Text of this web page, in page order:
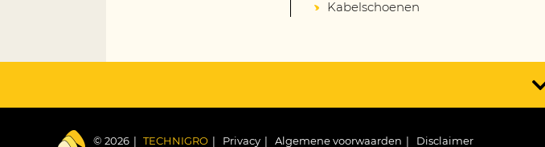
Kabelschoenen
© 2026 TECHNIGRO Privacy Algemene voorwaarden Disclaimer